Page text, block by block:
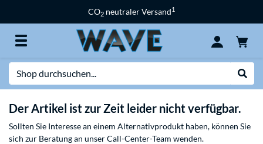
CO2 neutraler Versand1
Der Artikel ist zur Zeit leider nicht verfügbar.
Sollten Sie Interesse an einem Alternativprodukt haben, können Sie
sich zur Beratung an unser Call-Center-Team wenden.